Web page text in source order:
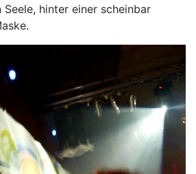
hinter einer scheinbar